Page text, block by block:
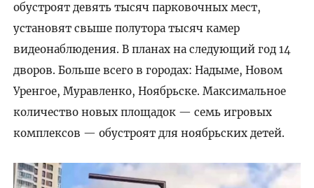
обустроят девять тысяч парковочных мест,
установят свыше полутора тысяч камер
видеонаблюдения. В планах на следующий год 14
дворов. Больше всего в городах: Надыме, Новом
Уренгое, Муравленко, Ноябрьске. Максимальное
количество новых площадок — семь игровых
комплексов — обустроят для ноябрьских детей.